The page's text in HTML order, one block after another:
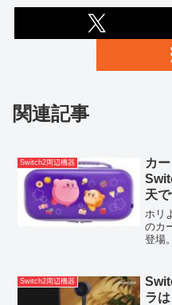
関連記事
Switch2周辺機器
カ
天
ホリ
のカ
登場
始。
Switch2周辺機器
ラ